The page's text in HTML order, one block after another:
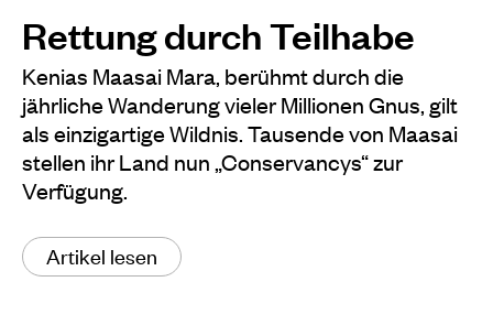
Rettung durch Teilhabe
Kenias Maasai Mara, berühmt durch die
jährliche Wanderung vieler Millionen Gnus, gilt
als einzigartige Wildnis. Tausende von Maasai
stellen ihr Land nun „Conservancys“ zur
Verfügung.
Artikel lesen